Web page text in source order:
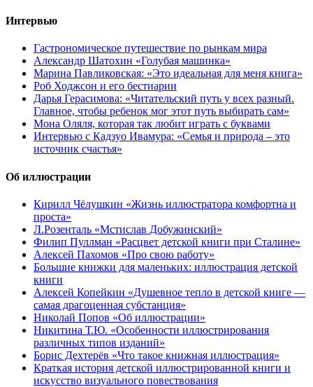
Интервью
Гастрономическое путешествие по рынкам мира
Александр Шатохин «Голубая машинка»
Марина Павликовская: «Это идеальная для меня книга»
Роб Ходжсон и его бестиарии
Дарья Герасимова: «Читательский путь у всех разный.
Главное, чтобы ребенок мог этот путь выбирать сам»
Мона Оляля, которая так любит играть с буквами
Интервью с Кадзуо Ивамура: «Семья и природа – это
источник счастья»
Об иллюстрации
Кирилл Чёлушкин «Жизнь иллюстратора комфортна и
проста»
Л.Розенталь «Мстислав Добужинский»
Филип Пуллман «Расцвет детской книги при Сталине»
Алексей Пахомов «Про свою работу»
Большие книжки для маленьких: иллюстрация детской
книги
Алексей Копейкин «Душевное тепло в детской книге —
самая драгоценная субстанция»
Николай Попов «Об иллюстрации»
Никитина Т.Ю. «Особенности иллюстрирования
различных типов изданий»
Борис Дехтерёв «Что такое книжная иллюстрация»
Краткая история детской иллюстрированной книги и
искусство визуального повествования